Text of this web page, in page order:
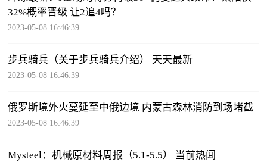
32%概率晋级 让2追4吗？
2023-05-08 16:46:39
步兵骑兵（关于步兵骑兵介绍） 天天最新
2023-05-08 16:46:39
俄罗斯境外火蔓延至中俄边境 内蒙古森林消防到场堵截
2023-05-08 16:46:39
Mysteel：机械原材料周报（5.1-5.5） 当前热闻